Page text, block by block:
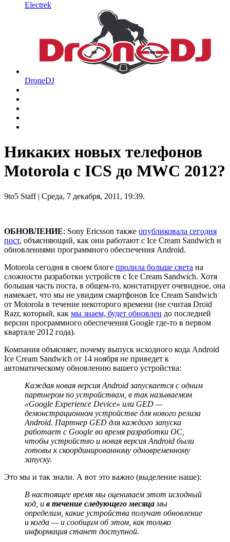
Electrek
DroneDJ
Никаких новых телефонов
Motorola с ICS до MWC 2012?
9to5 Staff| Среда, 7 декабря, 2011, 19:39.
ОБНОВЛЕНИЕ: Sony Ericsson также опубликовала сегодня
пост, объясняющий, как они работают с Ice Cream Sandwich и
обновлениями программного обеспечения Android.
Motorola сегодня в своем блоге пролила больше света на
сложности разработки устройств с Ice Cream Sandwich. Хотя
большая часть поста, в общем-то, констатирует очевидное, она
намекает, что мы не увидим смартфонов Ice Cream Sandwich
от Motorola в течение некоторого времени (не считая Droid
Razr, который, как мы знаем, будет обновлен до последней
версии программного обеспечения Google где-то в первом
квартале 2012 года).
Компания объясняет, почему выпуск исходного кода Android
Ice Cream Sandwich от 14 ноября не приведет к
автоматическому обновлению вашего устройства:
Каждая новая версия Android запускается с одним
партнером по устройствам, в так называемом
«Google Experience Device» или GED —
демонстрационном устройстве для нового релиза
Android. Партнер GED для каждого запуска
работает с Google во время разработки ОС,
чтобы устройство и новая версия Android были
готовы к скоординированному одновременному
запуску.
Это мы и так знали. А вот это важно (выделение наше):
В настоящее время мы оцениваем этот исходный
код, и в течение следующего месяца мы
определим, какие устройства получат обновление
и когда — и сообщим об этом, как только
информация станет доступной.